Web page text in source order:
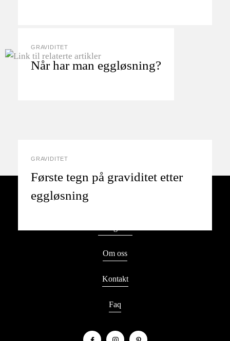
GRAVIDITET
Når har man eggløsning?
GRAVIDITET
Første tegn på graviditet etter
eggløsning
Om oss
Kontakt
Faq